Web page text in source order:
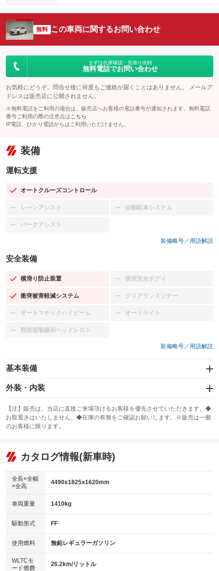
無料 この車両に関するお問い合わせ
まずは在庫確認・見積り依頼
無料電話でお問い合わせ
お気軽にどうぞ。問合せ後に何度もご連絡が届くことはありません。 メールア
ドレスは販売店に公開されません。
※無料電話をご利用の場合は、販売店へお客様の電話番号が通知されます。無料電話
番号ご利用の際の注意点は こちら
IP電話、ひかり電話からはご利用いただけません。
装備
運転支援
オートクルーズコントロール
：装備あり
レーンアシスト
：装備なし 自動駐車システム
：装備なし
パークアシスト
：装備なし
装備略号／用語解説
安全装備
横滑り防止装置
：装備あり 衝突安全ボディ
：装備なし
衝突被害軽減システム
：装備あり クリアランスソナー
：装備なし
オートマチックハイビーム
：装備なし オートライト
：装備なし
頸部衝撃緩和ヘッドレスト
：装備なし
装備略号／用語解説
基本装備
エアバッグ：運転席/助手席/サイド
：装備あり
：装備なし
サンルーフ
：装備あり ABS
リフトアップ
：装備なし
：装備なし
パワーウィンドウ
アイドリングストップ
：装備なし
USB入力端子
：装備なし
100V電源
：装備なし
センターデフロック
：装備なし
外装・内装
カーナビ：メモリーナビ他
：装備あり
TV
：装備なし
ビジュアル：-／DVD再生
：装備あり
アルミホイール：アルミホイール
：装備あり
HID(キセノンライト)
バックカメラ
エアロ
：装備あり
【注】販売は、当店に直接ご来場頂けるお客様を優先させていただきます。◆
お取置きはいたしません。◆在庫の有無をご確認お願いします。※販売は一般
のお客様に限ります。
カタログ情報(新車時)
全長×全幅
×全高
4490x1825x1620mm
車両重量 1410kg
駆動形式 FF
使用燃料 無鉛レギュラーガソリン
WLTCモ
ード燃費
26.2km/リットル